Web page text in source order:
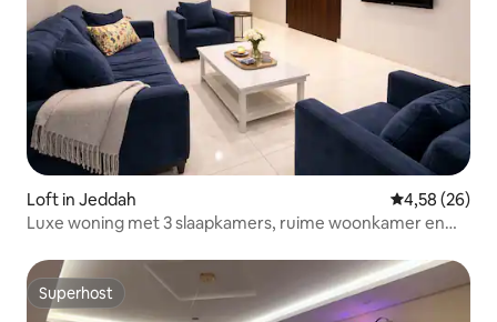
Loft in Jeddah Gemiddelde
4,58 (26)
Luxe woning met 3 slaapkamers, ruime woonkamer en
Superhost
Superhost